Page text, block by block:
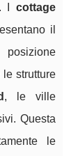
I cottage
il
strutture
, le ville
Questa
le